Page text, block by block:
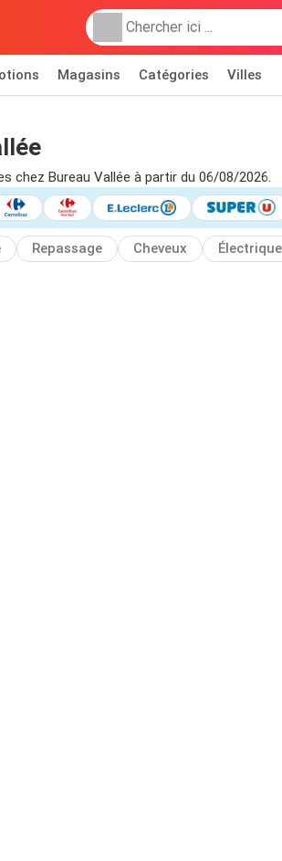
Magasins Catégories Villes
chez Bureau Vallée à partir du 06/08/2026.
Repassage Cheveux Électrique